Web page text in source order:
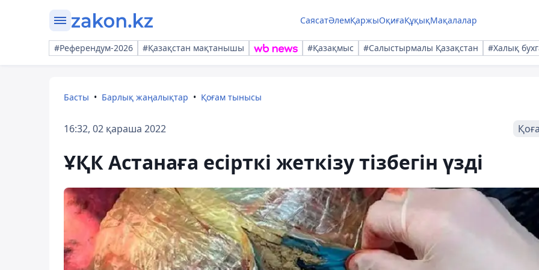
СаясатӘлемҚаржыОқиғаҚұқықМақалалар
#Референдум-2026 #Қазақстан мақтанышы #Қазақмыс #Салыстырмалы Қазақстан #Халық
Басты Барлық жаңалықтар Қоғам тынысы
16:32, 02 қараша 2022
ҰҚК Астанаға есірткі жеткізу тізбегін үзді